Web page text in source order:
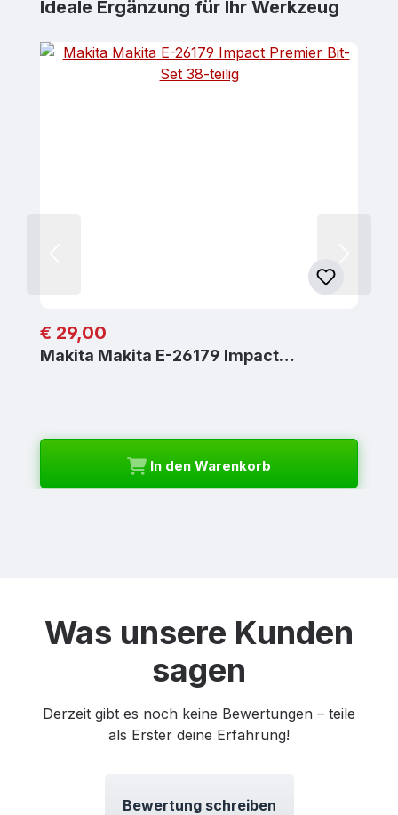
Ideale Ergänzung für Ihr Werkzeug
Regulärer Preis:
€ 29,00
Makita Makita E-26179 Impact…
In den Warenkorb
Was unsere Kunden
sagen
Derzeit gibt es noch keine Bewertungen – teile
als Erster deine Erfahrung!
Bewertung schreiben